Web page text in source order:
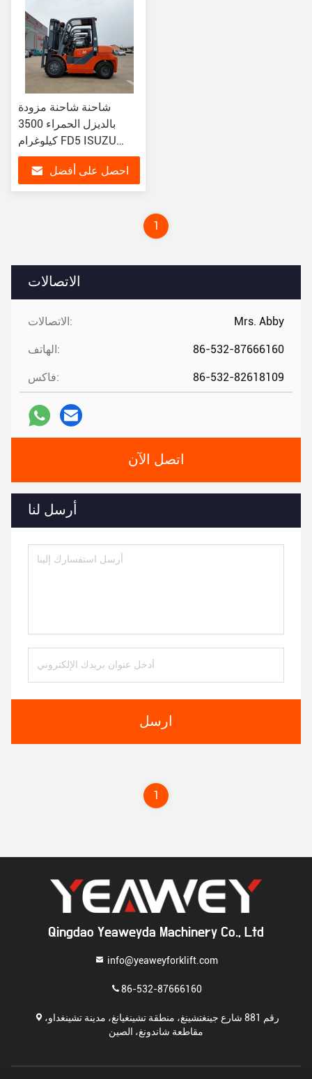
الاتصالات
الاتصالات: Mrs. Abby
الهاتف: 86-532-87666160
فاكس: 86-532-82618109
اتصل الآن
أرسل لنا
ارسل
شاحنة شاحنة مزودة
بالديزل الحمراء 3500
كيلوغرام FD5 ISUZU
C240 الديزل المقابل
احصل على أفضل
1
1
Qingdao Yeaweyda Machinery Co., Ltd
info@yeaweyforklift.com
86-532-87666160
رقم 881 شارع جينغتشينغ، منطقة تشينغيانغ، مدينة تشينغداو،
مقاطعة شاندونغ، الصين